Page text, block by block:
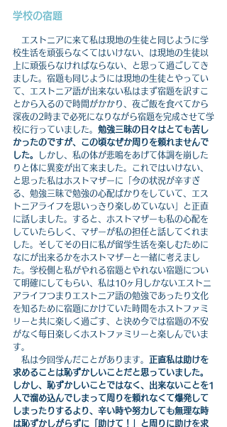
学校の宿題
エストニアに来て私は現地の生徒と同じように学
校生活を頑張らなくてはいけない、は現地の生徒以
上に頑張らなければならない、と思って過ごしてき
ました。宿題も同じようには現地の生徒とやってい
て、エストニア語が出来ない私はまず宿題を訳すこ
とから入るので時間がかかり、夜ご飯を食べてから
深夜の2時まで必死になりながら宿題を完成させて学
校に行っていました。 勉強三昧の日々はとても苦し
かったのですが、この頃なぜか周りを頼れませんで
した。
しかし、私の体が悲鳴をあげて体調を崩した
りと体に異変が出て来ました。これではいけない、
と思った私はホストマザーに「今の状況が辛すぎ
る、勉強三昧で勉強の心配ばかりをしていて、エス
トニアライフを思いっきり楽しめていない」と正直
に話しました。すると、ホストマザーも私の心配を
していたらしく、マザーが私の担任と話してくれま
した。そしてその日に私が留学生活を楽しむために
なにが出来るかをホストマザーと一緒に考えまし
た。学校側と私がやれる宿題とやれない宿題につい
て明確にしてもらい、私は10ヶ月しかないエストニ
アライフつまりエストニア語の勉強であったり文化
を知るために宿題にかけていた時間をホストファミ
リーと共に楽しく過ごす、と決め今では宿題の不安
がなく毎日楽しくホストファミリーと楽しんでいま
す。
私は今回学んだことがあります。 正直私は助けを
求めることは恥ずかしいことだと思っていました。
しかし、恥ずかしいことではなく、出来ないことを1
人で溜め込んでしまって周りを頼れなくて爆発して
しまったりするより、辛い時や努力しても無理な時
は恥ずかしがらずに「助けて！」と周りに助けを求